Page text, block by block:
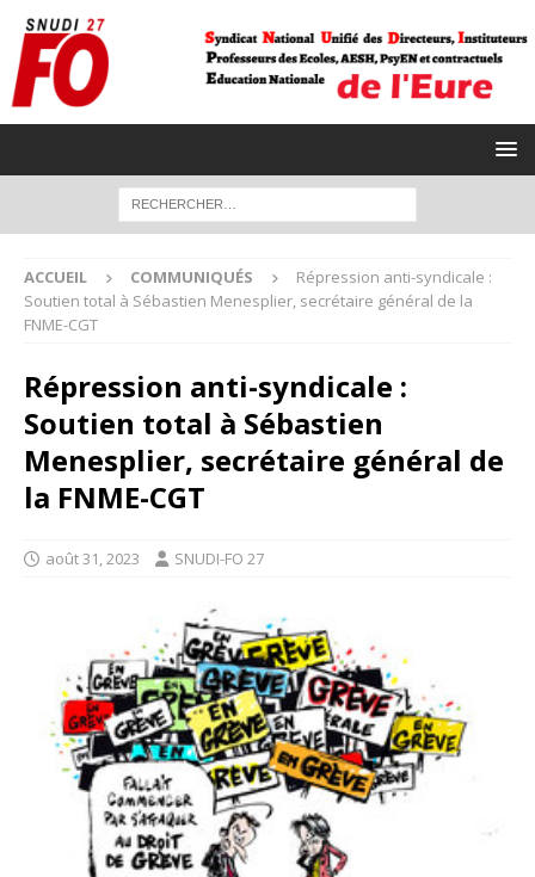
ACCUEIL COMMUNIQUÉS
Répression anti-syndicale :
Soutien total à Sébastien Menesplier, secrétaire général de la
FNME-CGT
Répression anti-syndicale :
Soutien total à Sébastien
Menesplier, secrétaire général de
la FNME-CGT
août 31, 2023 SNUDI-FO 27